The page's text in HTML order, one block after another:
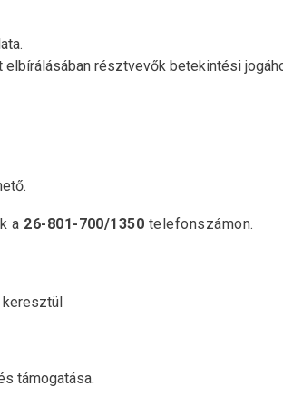
résztvevők betekintési
a 26-801-700/1350 telefonszámon.
keresztül
támogatása.